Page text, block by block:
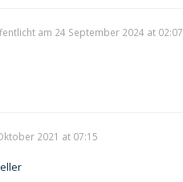
am 24 September 2024 at 02:07
2021 at 07:15